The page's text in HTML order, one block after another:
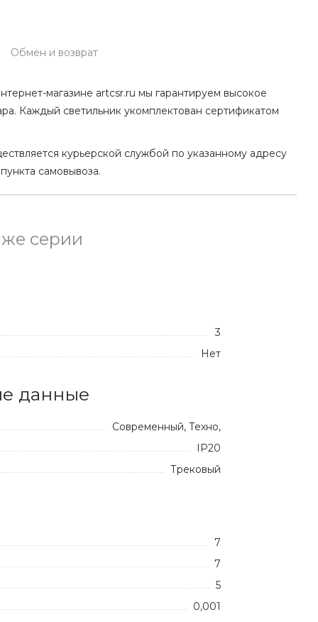
Обмен и возврат
магазине artcsr.ru мы гарантируем высокое
Каждый светильник укомплектован сертификатом
курьерской службой по указанному адресу
самовывоза.
серии
3
Нет
данные
Современный, Техно,
IP20
Трековый
7
7
5
0,001